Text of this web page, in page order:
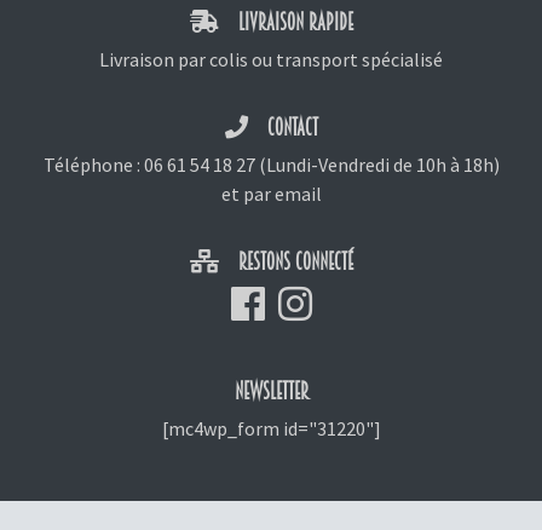
LIVRAISON RAPIDE
Livraison par colis ou transport spécialisé
CONTACT
Téléphone : 06 61 54 18 27(Lundi-Vendredi de 10h à 18h)
et par email
RESTONS CONNECTÉ
NEWSLETTER
[mc4wp_form id="31220"]